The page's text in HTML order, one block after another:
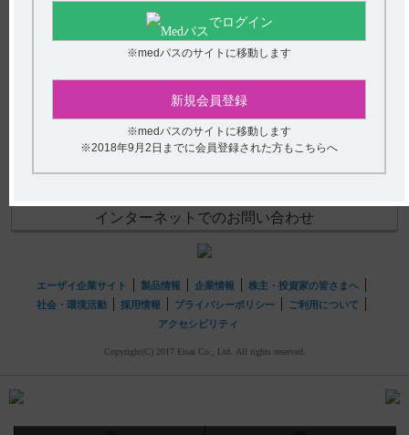
【ニトロール・注・シリンジ・点滴静注バッグ】 重要な
基本的注意について、教えてください。
【ノイキノン】 発現率の高い主な副作用を教えてくださ
アンケート:ご意見をお聞かせください
(選択してください)
送信する
でログイン
※medパスのサイトに移動します
新規会員登録
※medパスのサイトに移動します
※2018年9月2日までに会員登録された方もこちらへ
hhcホットライン
インターネットでのお問い合わせ
エーザイ企業サイト 製品情報 企業情報
株主・投資家の皆さまへ
社会・環境活動
採用情報 プライバシーポリシー
ご利用について
アクセシビリティ
Copyright(C) 2017 Eisai Co., Ltd. All rights reserved.